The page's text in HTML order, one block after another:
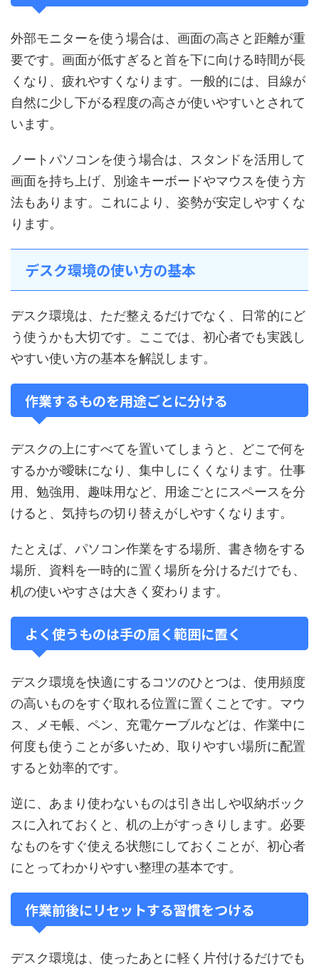
外部モニターを使う場合は、画面の高さと距離が重
要です。画面が低すぎると首を下に向ける時間が長
くなり、疲れやすくなります。一般的には、目線が
自然に少し下がる程度の高さが使いやすいとされて
います。
ノートパソコンを使う場合は、スタンドを活用して
画面を持ち上げ、別途キーボードやマウスを使う方
法もあります。これにより、姿勢が安定しやすくな
ります。
デスク環境の使い方の基本
デスク環境は、ただ整えるだけでなく、日常的にど
う使うかも大切です。ここでは、初心者でも実践し
やすい使い方の基本を解説します。
作業するものを用途ごとに分ける
デスクの上にすべてを置いてしまうと、どこで何を
するかが曖昧になり、集中しにくくなります。仕事
用、勉強用、趣味用など、用途ごとにスペースを分
けると、気持ちの切り替えがしやすくなります。
たとえば、パソコン作業をする場所、書き物をする
場所、資料を一時的に置く場所を分けるだけでも、
机の使いやすさは大きく変わります。
よく使うものは手の届く範囲に置く
デスク環境を快適にするコツのひとつは、使用頻度
の高いものをすぐ取れる位置に置くことです。マウ
ス、メモ帳、ペン、充電ケーブルなどは、作業中に
何度も使うことが多いため、取りやすい場所に配置
すると効率的です。
逆に、あまり使わないものは引き出しや収納ボック
スに入れておくと、机の上がすっきりします。必要
なものをすぐ使える状態にしておくことが、初心者
にとってわかりやすい整理の基本です。
作業前後にリセットする習慣をつける
デスク環境は、使ったあとに軽く片付けるだけでも